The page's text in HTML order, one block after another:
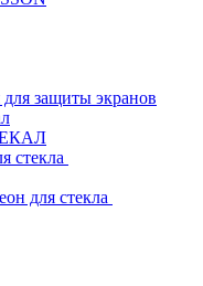
для защиты экранов
стекла
для стекла